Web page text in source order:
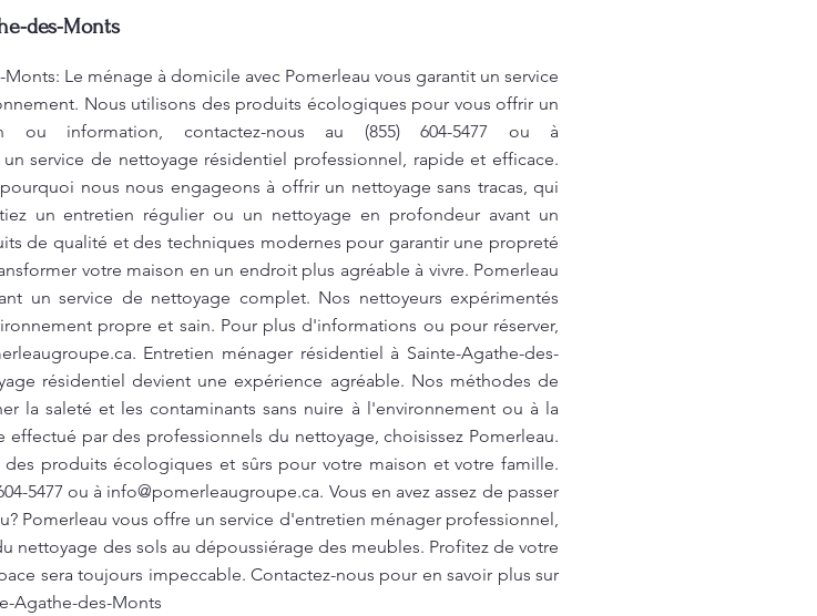
des-Monts
Le ménage à domicile avec Pomerleau vous garantit un service
Nous utilisons des produits écologiques pour vous offrir un
ou information, contactez-nous au (855) 604-5477 ou à
service de nettoyage résidentiel professionnel, rapide et efficace.
nous nous engageons à offrir un nettoyage sans tracas, qui
un entretien régulier ou un nettoyage en profondeur avant un
de qualité et des techniques modernes pour garantir une propreté
votre maison en un endroit plus agréable à vivre. Pomerleau
un service de nettoyage complet. Nos nettoyeurs expérimentés
propre et sain. Pour plus d'informations ou pour réserver,
. Entretien ménager résidentiel à Sainte-Agathe-des-
résidentiel devient une expérience agréable. Nos méthodes de
la saleté et les contaminants sans nuire à l'environnement ou à la
par des professionnels du nettoyage, choisissez Pomerleau.
produits écologiques et sûrs pour votre maison et votre famille.
5477 ou à info@pomerleaugroupe.ca. Vous en avez assez de passer
Pomerleau vous offre un service d'entretien ménager professionnel,
nettoyage des sols au dépoussiérage des meubles. Profitez de votre
sera toujours impeccable. Contactez-nous pour en savoir plus sur
Agathe-des-Monts